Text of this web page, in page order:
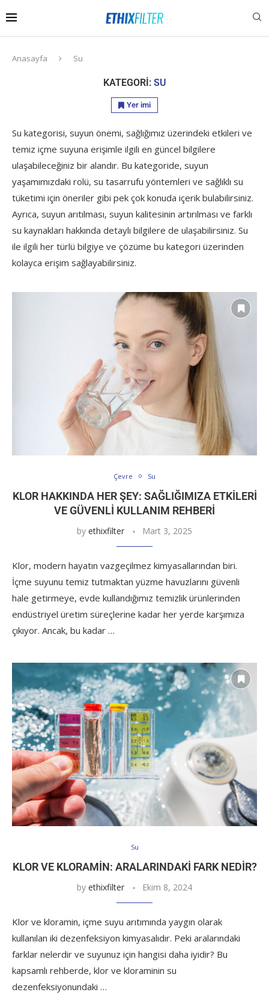
Anasayfa Su
KATEGORI: SU
Yer imi
Su kategorisi, suyun önemi, sağlığımız üzerindeki etkileri ve
temiz içme suyuna erişimle ilgili en güncel bilgilere
ulaşabileceğiniz bir alandır. Bu kategoride, suyun
yaşamımızdaki rolü, su tasarrufu yöntemleri ve sağlıklı su
tüketimi için öneriler gibi pek çok konuda içerik bulabilirsiniz.
Ayrıca, suyun arıtılması, suyun kalitesinin artırılması ve farklı
su kaynakları hakkında detaylı bilgilere de ulaşabilirsiniz. Su
ile ilgili her türlü bilgiye ve çözüme bu kategori üzerinden
kolayca erişim sağlayabilirsiniz.
Çevre Su
KLOR HAKKINDA HER ŞEY: SAĞLIĞIMIZA ETKILERI
VE GÜVENLI KULLANIM REHBERI
by ethixfilter Mart 3, 2025
Klor, modern hayatın vazgeçilmez kimyasallarından biri.
İçme suyunu temiz tutmaktan yüzme havuzlarını güvenli
hale getirmeye, evde kullandığımız temizlik ürünlerinden
endüstriyel üretim süreçlerine kadar her yerde karşımıza
çıkıyor. Ancak, bu kadar …
Su
KLOR VE KLORAMIN: ARALARINDAKI FARK NEDIR?
by ethixfilter Ekim 8, 2024
Klor ve kloramin, içme suyu arıtımında yaygın olarak
kullanılan iki dezenfeksiyon kimyasalıdır. Peki aralarındaki
farklar nelerdir ve suyunuz için hangisi daha iyidir? Bu
kapsamlı rehberde, klor ve kloraminin su
dezenfeksiyonundaki …